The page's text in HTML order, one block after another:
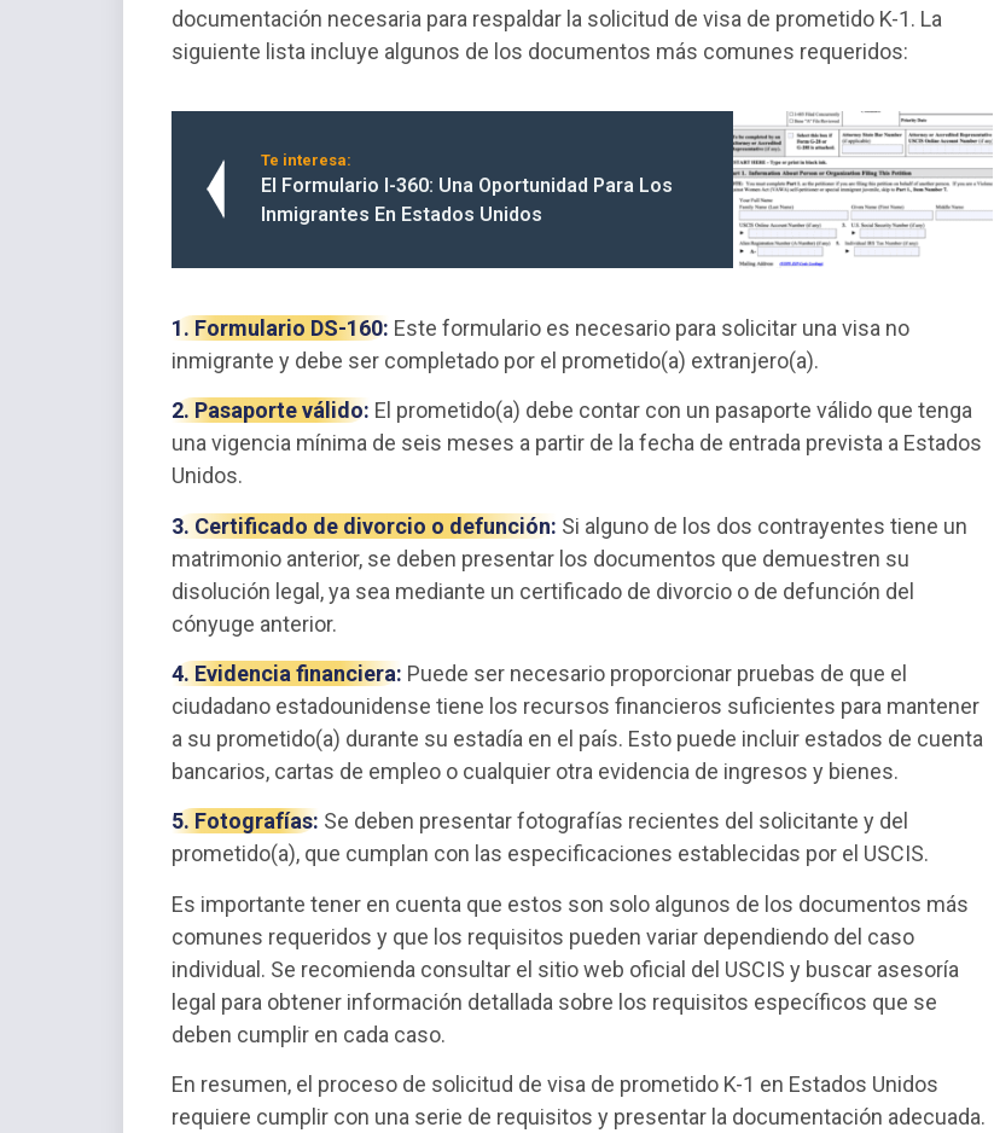
documentación necesaria para respaldar la solicitud de visa de prometido K-1. La
siguiente lista incluye algunos de los documentos más comunes requeridos:
Te interesa:
El Formulario I-360: Una Oportunidad Para Los
Inmigrantes En Estados Unidos
1. Formulario DS-160: Este formulario es necesario para solicitar una visa no
inmigrante y debe ser completado por el prometido(a) extranjero(a).
2. Pasaporte válido: El prometido(a) debe contar con un pasaporte válido que tenga
una vigencia mínima de seis meses a partir de la fecha de entrada prevista a Estados
Unidos.
3. Certificado de divorcio o defunción: Si alguno de los dos contrayentes tiene un
matrimonio anterior, se deben presentar los documentos que demuestren su
disolución legal, ya sea mediante un certificado de divorcio o de defunción del
cónyuge anterior.
4. Evidencia financiera: Puede ser necesario proporcionar pruebas de que el
ciudadano estadounidense tiene los recursos financieros suficientes para mantener
a su prometido(a) durante su estadía en el país. Esto puede incluir estados de cuenta
bancarios, cartas de empleo o cualquier otra evidencia de ingresos y bienes.
5. Fotografías: Se deben presentar fotografías recientes del solicitante y del
prometido(a), que cumplan con las especificaciones establecidas por el USCIS.
Es importante tener en cuenta que estos son solo algunos de los documentos más
comunes requeridos y que los requisitos pueden variar dependiendo del caso
individual. Se recomienda consultar el sitio web oficial del USCIS y buscar asesoría
legal para obtener información detallada sobre los requisitos específicos que se
deben cumplir en cada caso.
En resumen, el proceso de solicitud de visa de prometido K-1 en Estados Unidos
requiere cumplir con una serie de requisitos y presentar la documentación adecuada.